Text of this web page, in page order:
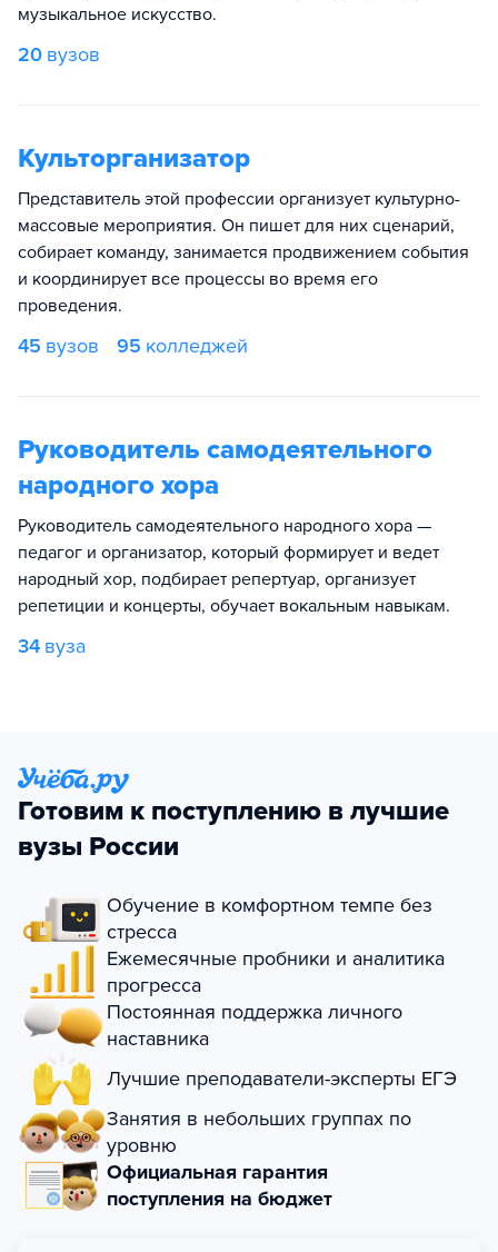
музыкальное искусство.
20 вузов
Культорганизатор
Представитель этой профессии организует культурно-
массовые мероприятия. Он пишет для них сценарий,
собирает команду, занимается продвижением события
и координирует все процессы во время его
проведения.
45 вузов 95 колледжей
Руководитель самодеятельного
народного хора
Руководитель самодеятельного народного хора —
педагог и организатор, который формирует и ведет
народный хор, подбирает репертуар, организует
репетиции и концерты, обучает вокальным навыкам.
34 вуза
Готовим к поступлению в лучшие
вузы России
Обучение в комфортном темпе без
стресса
Ежемесячные пробники и аналитика
прогресса
Постоянная поддержка личного
наставника
Лучшие преподаватели-эксперты ЕГЭ
Занятия в небольших группах по
уровню
Официальная гарантия
поступления на бюджет